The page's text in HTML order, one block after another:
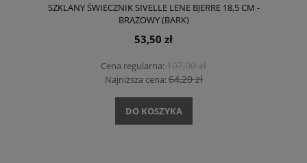
SZKLANY ŚWIECZNIK SIVELLE LENE BJERRE 18,5 CM -
BRĄZOWY (BARK)
53,50 zł
Cena regularna:107,00 zł
Najniższa cena:64,20 zł
DO KOSZYKA